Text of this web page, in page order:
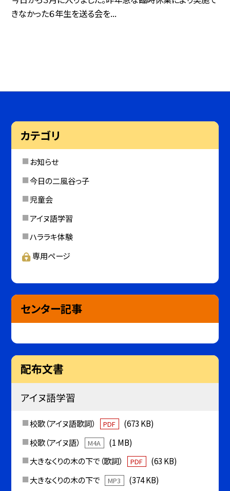
きなかった６年生を送る会を...
カテゴリ
お知らせ
今日の二風谷っ子
児童会
アイヌ語学習
ハララキ体験
専用ページ
センター記事
配布文書
アイヌ語学習
校歌（アイヌ語歌詞） PDF
(673 KB)
校歌（アイヌ語）
M4A
(1 MB)
大きなくりの木の下で（歌詞）
PDF
(63 KB)
大きなくりの木の下で
MP3
(374 KB)